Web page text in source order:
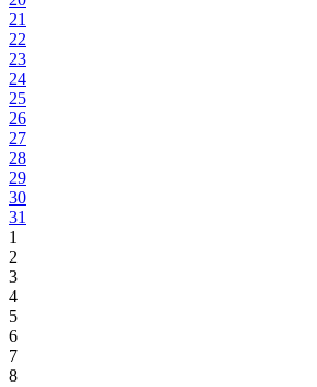
21
22
23
24
25
26
27
28
29
30
31
1
2
3
4
5
6
7
8